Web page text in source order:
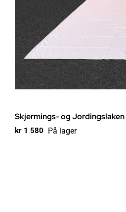
Skjermings- og
kr 1 580 På lager